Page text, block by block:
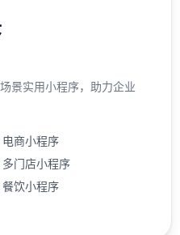
景实用小程序，助力企业
电商小程序
多门店小程序
餐饮小程序